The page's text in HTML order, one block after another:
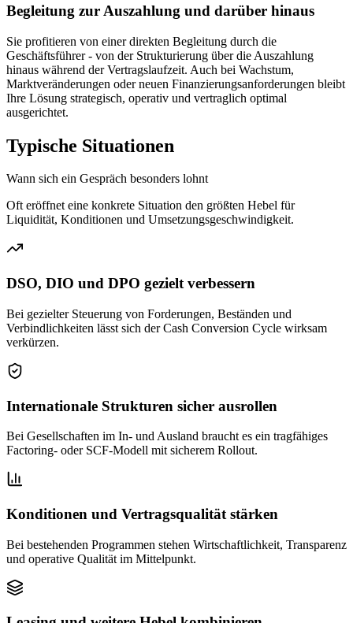
Begleitung zur Auszahlung und darüber hinaus
Sie profitieren von einer direkten Begleitung durch die
Geschäftsführer - von der Strukturierung über die Auszahlung
hinaus während der Vertragslaufzeit. Auch bei Wachstum,
Marktveränderungen oder neuen Finanzierungsanforderungen bleibt
Ihre Lösung strategisch, operativ und vertraglich optimal
ausgerichtet.
Typische Situationen
Wann sich ein Gespräch besonders lohnt
Oft eröffnet eine konkrete Situation den größten Hebel für
Liquidität, Konditionen und Umsetzungsgeschwindigkeit.
DSO, DIO und DPO gezielt verbessern
Bei gezielter Steuerung von Forderungen, Beständen und
Verbindlichkeiten lässt sich der Cash Conversion Cycle wirksam
verkürzen.
Internationale Strukturen sicher ausrollen
Bei Gesellschaften im In- und Ausland braucht es ein tragfähiges
Factoring- oder SCF-Modell mit sicherem Rollout.
Konditionen und Vertragsqualität stärken
Bei bestehenden Programmen stehen Wirtschaftlichkeit, Transparenz
und operative Qualität im Mittelpunkt.